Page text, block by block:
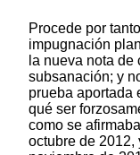
Procede por
impugnación
la nueva nota
subsanación; y
prueba aportada
qué ser
como se
octubre de 2012,